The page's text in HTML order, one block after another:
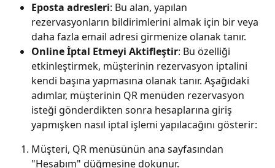
Eposta adresleri: Bu alan, yapılan
rezervasyonların bildirimlerini almak için bir veya
daha fazla email adresi girmenize olanak tanır.
Online İptal Etmeyi Aktifleştir: Bu özelliği
etkinleştirmek, müşterinin rezervasyon iptalini
kendi başına yapmasına olanak tanır. Aşağıdaki
adımlar, müşterinin QR menüden rezervasyon
isteği gönderdikten sonra hesaplarına giriş
yapmışken nasıl iptal işlemi yapılacağını gösterir:
Müşteri, QR menüsünün ana sayfasından
"Hesabım" düğmesine dokunur.